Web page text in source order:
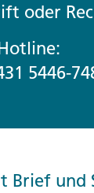
oder
5446-
Brief und